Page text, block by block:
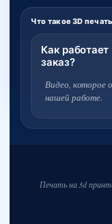
Что такое 3D
Как
заказ?
Видео, которое
нашей работе.
Печать на 3d